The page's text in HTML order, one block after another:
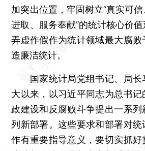
加突出位置，牢固树立“真实可
进取、服务奉献”的统计核心价
弄虚作假作为统计领域最大腐
造廉洁统计。
国家统计局党组书记、局长
大以来，以习近平同志为总书
政建设和反腐败斗争提出一系
列新部署。这些要求和部署对统
作有重要指导意义，要切实抓